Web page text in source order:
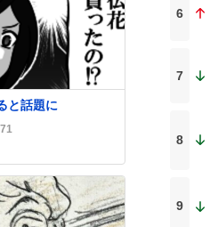
と話題に
6
7
8
9